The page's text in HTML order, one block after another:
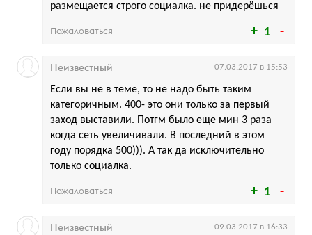
1
размещается строго социалка. не придерёшься
Пожаловаться
1
Если вы не в теме, то не надо быть таким
категоричным. 400- это они только за первый
заход выставили. Потгм было еще мин 3 раза
когда сеть увеличивали. В последний в этом
году порядка 500))). А так да исключительно
только социалка.
Неизвестный 07.03.2017 в 15:53
Пожаловаться
Неизвестный 09.03.2017 в 16:33